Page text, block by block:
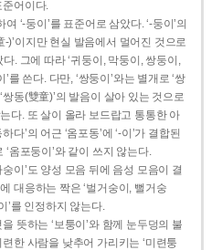
준어이다.
‘-둥이’를 표준어로 삼았다. ‘-둥이’의
-)’이지만 현실 발음에서 멀어진 것으로
. 그에 따라 ‘귀둥이, 막둥이, 쌍둥이,
를 쓴다. 다만, ‘쌍둥이’와는 별개로 ‘쌍
동(雙童)’의 발음이 살아 있는 것으로
다. 또 살이 올라 보드랍고 통통한 아
다’의 어근 ‘옴포동’에 ‘-이’가 결합된
‘옴포둥이’와 같이 쓰지 않는다.
이’도 양성 모음 뒤에 음성 모음이 결
대응하는 짝은 ‘벌거숭이, 뻘거숭
’를 인정하지 않는다.
뜻하는 ‘보퉁이’와 함께 눈두덩의 불
한 사람을 낮추어 가리키는 ‘미련퉁